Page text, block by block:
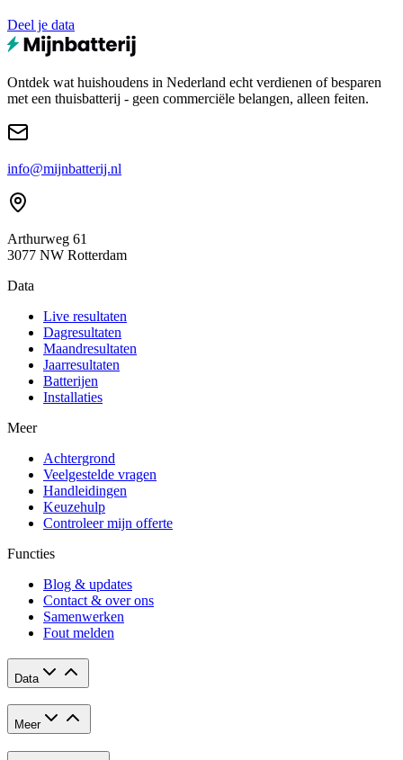
Deel je data
Ontdek wat huishoudens in Nederland echt verdienen of besparen
met een thuisbatterij - geen commerciële belangen, alleen feiten.
info@mijnbatterij.nl
Arthurweg 61
3077 NW Rotterdam
Data
Live resultaten
Dagresultaten
Maandresultaten
Jaarresultaten
Batterijen
Installaties
Meer
Achtergrond
Veelgestelde vragen
Handleidingen
Keuzehulp
Controleer mijn offerte
Functies
Blog & updates
Contact & over ons
Samenwerken
Fout melden
Data
Meer